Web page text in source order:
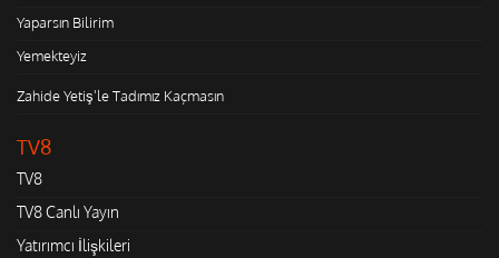
Yaparsın Bilirim
Yemekteyiz
Zahide Yetiş'le Tadımız Kaçmasın
TV8
TV8
TV8 Canlı Yayın
Yatırımcı İlişkileri